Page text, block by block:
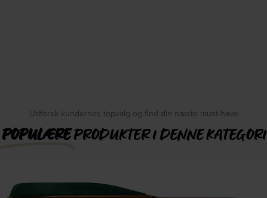
Udforsk kundernes topvalg og find din næste must-have
POPULÆREPRODUKTER I DENNE KATEGORI